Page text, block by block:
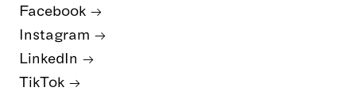
Facebook
Instagram
LinkedIn
TikTok